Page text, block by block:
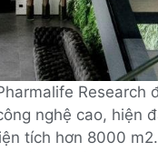
Research
nghệ cao, hiện
tích hơn 8000